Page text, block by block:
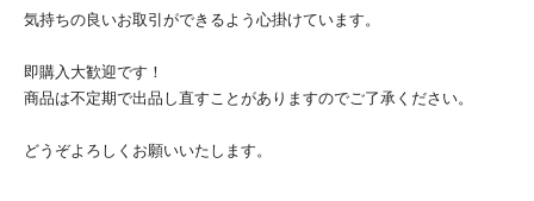
気持ちの良いお取引ができるよう心掛けています。
即購入大歓迎です！
商品は不定期で出品し直すことがありますのでご了承ください。
どうぞよろしくお願いいたします。